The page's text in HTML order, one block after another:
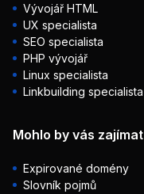
Vývojář HTML
UX specialista
SEO specialista
PHP vývojář
Linux specialista
Linkbuilding specialista
Mohlo by vás zajímat
Expirované domény
Slovník pojmů